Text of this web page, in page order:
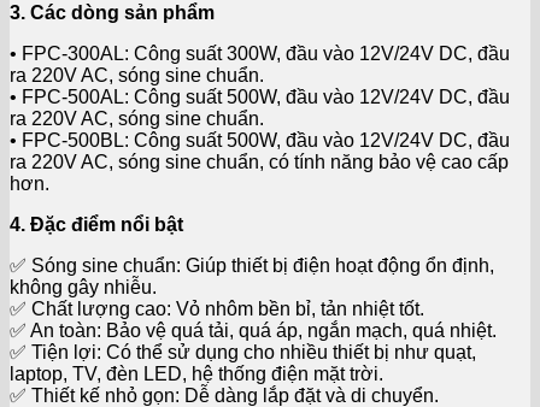
3. Các dòng sản phẩm
• FPC-300AL: Công suất 300W, đầu vào 12V/24V DC, đầu
ra 220V AC, sóng sine chuẩn.
• FPC-500AL: Công suất 500W, đầu vào 12V/24V DC, đầu
ra 220V AC, sóng sine chuẩn.
• FPC-500BL: Công suất 500W, đầu vào 12V/24V DC, đầu
ra 220V AC, sóng sine chuẩn, có tính năng bảo vệ cao cấp
hơn.
4. Đặc điểm nổi bật
✅ Sóng sine chuẩn: Giúp thiết bị điện hoạt động ổn định,
không gây nhiễu.
✅ Chất lượng cao: Vỏ nhôm bền bỉ, tản nhiệt tốt.
✅ An toàn: Bảo vệ quá tải, quá áp, ngắn mạch, quá nhiệt.
✅ Tiện lợi: Có thể sử dụng cho nhiều thiết bị như quạt,
laptop, TV, đèn LED, hệ thống điện mặt trời.
✅ Thiết kế nhỏ gọn: Dễ dàng lắp đặt và di chuyển.